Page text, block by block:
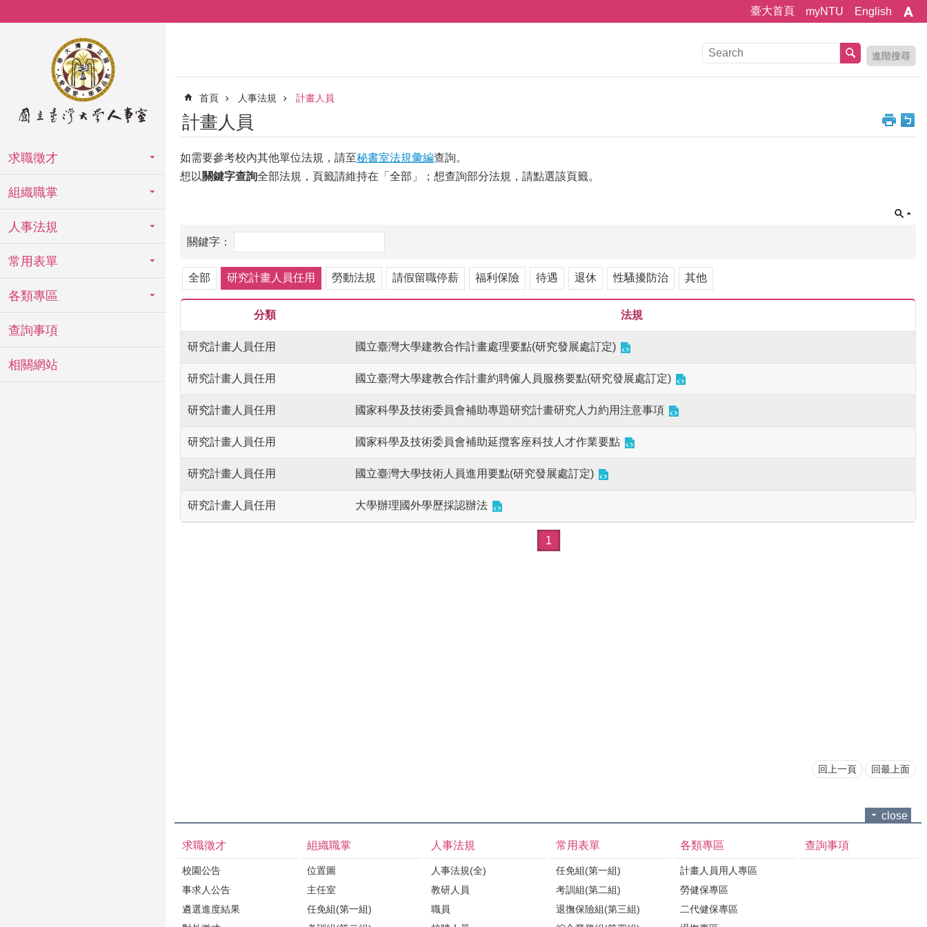
臺大首頁 myNTU English
求職徵才
組織職掌
人事法規
常用表單
各類專區
查詢事項
相關網站
進階搜尋
首頁 人事法規 計畫人員
計畫人員
如需要參考校內其他單位法規，請至秘書室法規彙編查詢。
想以 關鍵字查詢全部法規，頁籤請維持在「全部」；想查詢部分法規，請點選該頁籤。
全部 研究計畫人員任用 勞動法規 請假留職停薪 福利保險 待遇 退休 性騷擾防治 其他
分類 法規
研究計畫人員任用 國立臺灣大學建教合作計畫處理要點(研究發展處訂定)
研究計畫人員任用 國立臺灣大學建教合作計畫約聘僱人員服務要點(研究發展處訂定)
研究計畫人員任用 國家科學及技術委員會補助專題研究計畫研究人力約用注意事項
研究計畫人員任用 國家科學及技術委員會補助延攬客座科技人才作業要點
研究計畫人員任用 國立臺灣大學技術人員進用要點(研究發展處訂定)
研究計畫人員任用 大學辦理國外學歷採認辦法
1
回上一頁 回最上面
close
求職徵才
校園公告
事求人公告
遴選進度結果
組織職掌
位置圖
主任室
任免組(第一組)
人事法規
人事法規(全)
教研人員
職員
常用表單
任免組(第一組)
考訓組(第二組)
退撫保險組(第三組)
各類專區
計畫人員用人專區
勞健保專區
二代健保專區
查詢事項